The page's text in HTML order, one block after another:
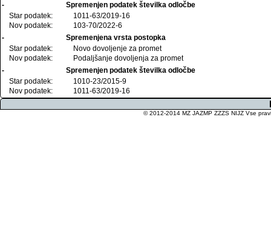
-
Spremenjen podatek številka odločbe
Star podatek:
1011-63/2019-16
Nov podatek:
103-70/2022-6
-
Spremenjena vrsta postopka
Star podatek:
Novo dovoljenje za promet
Nov podatek:
Podaljšanje dovoljenja za promet
-
Spremenjen podatek številka odločbe
Star podatek:
1010-23/2015-9
Nov podatek:
1011-63/2019-16
© 2012-2014 MZ JAZMP ZZZS NIJZ Vse